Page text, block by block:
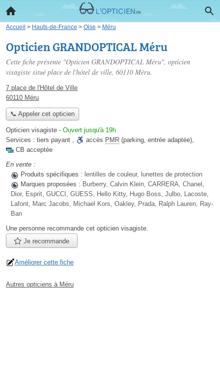
Accueil > Hauts-de-France > Oise > Méru
Opticien GRANDOPTICAL Méru
Cette fiche présente "Opticien GRANDOPTICAL Méru", opticien
visagiste situé place de l'hôtel de ville, 60110 Méru.
7 place de l'Hôtel de Ville
60110 Méru
📞 Appeler cet opticien
Opticien visagiste - Ouvert jusqu'à 19h
Services : tiers payant , accès PMR (parking, entrée adaptée),
CB acceptée
En vente :
Produits spécifiques : lentilles de couleur, lunettes de protection
Marques proposées : Burberry, Calvin Klein, CARRERA, Chanel,
Dior, Esprit, GUCCI, GUESS, Hello Kitty, Hugo Boss, Julbo, Lacoste,
Lafont, Marc Jacobs, Michael Kors, Oakley, Prada, Ralph Lauren, Ray-
Ban
Une personne recommande cet opticien visagiste.
Je recommande
Améliorer cette fiche
Autres opticiens à Méru